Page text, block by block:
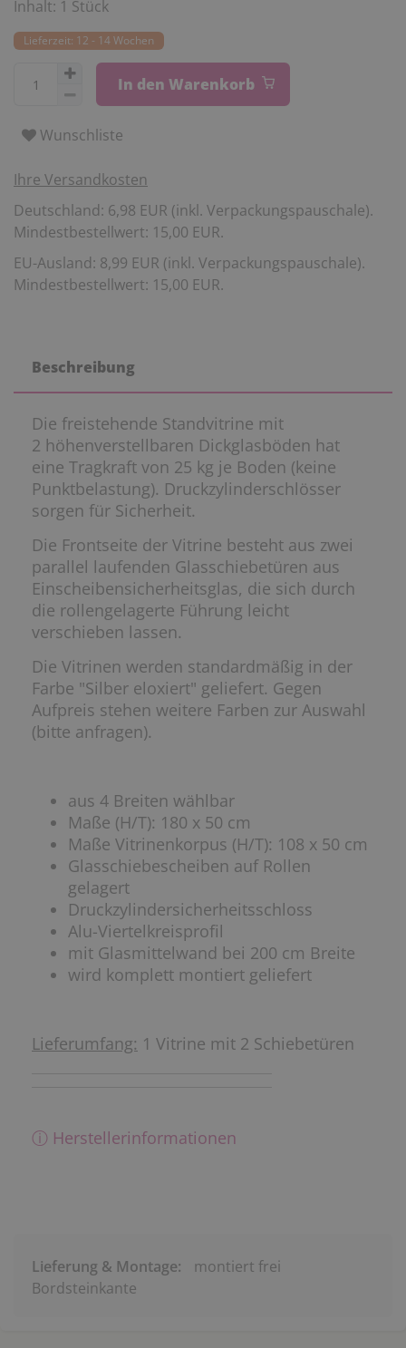
Inhalt: 1 Stück
Lieferzeit: 12 - 14 Wochen
In den Warenkorb
Wunschliste
Ihre Versandkosten
Deutschland: 6,98 EUR (inkl. Verpackungspauschale).
Mindestbestellwert: 15,00 EUR.
EU-Ausland: 8,99 EUR (inkl. Verpackungspauschale).
Mindestbestellwert: 15,00 EUR.
Beschreibung
Die freistehende Standvitrine mit
2 höhenverstellbaren Dickglasböden hat
eine Tragkraft von 25 kg je Boden (keine
Punktbelastung). Druckzylinderschlösser
sorgen für Sicherheit.
Die Frontseite der Vitrine besteht aus zwei
parallel laufenden Glasschiebetüren aus
Einscheibensicherheitsglas, die sich durch
die rollengelagerte Führung leicht
verschieben lassen.
Die Vitrinen werden standardmäßig in der
Farbe "Silber eloxiert" geliefert. Gegen
Aufpreis stehen weitere Farben zur Auswahl
(bitte anfragen).
aus 4 Breiten wählbar
Maße (H/T): 180 x 50 cm
Maße Vitrinenkorpus (H/T): 108 x 50 cm
Glasschiebescheiben auf Rollen
gelagert
Druckzylindersicherheitsschloss
Alu-Viertelkreisprofil
mit Glasmittelwand bei 200 cm Breite
wird komplett montiert geliefert
Lieferumfang: 1 Vitrine mit 2 Schiebetüren
ⓘ Herstellerinformationen
Lieferung & Montage:
montiert frei
Bordsteinkante